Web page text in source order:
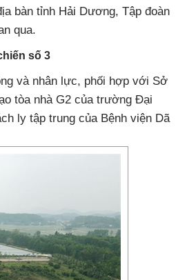
bàn tỉnh Hải Dương, Tập đoàn
qua.
số 3
và nhân lực, phối hợp với Sở
tòa nhà G2 của trường Đại
ly tập trung của Bệnh viện Dã